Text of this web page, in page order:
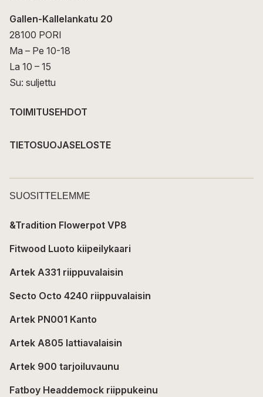
Gallen-Kallelankatu 20
28100 PORI
Ma – Pe 10-18
La 10 – 15
Su: suljettu
TOIMITUSEHDOT
TIETOSUOJASELOSTE
SUOSITTELEMME
&Tradition Flowerpot VP8
Fitwood Luoto kiipeilykaari
Artek A331 riippuvalaisin
Secto Octo 4240 riippuvalaisin
Artek PN001 Kanto
Artek A805 lattiavalaisin
Artek 900 tarjoiluvaunu
Fatboy Headdemock riippukeinu